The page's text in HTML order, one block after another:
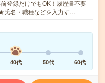
登録だけでもOK！履歴書不要
氏名・職種などを入力す…
40代 50代 60代